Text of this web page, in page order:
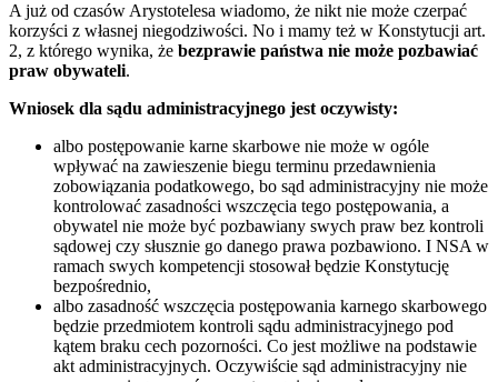
A już od czasów Arystotelesa wiadomo, że nikt nie może czerpać
korzyści z własnej niegodziwości. No i mamy też w Konstytucji art.
2, z którego wynika, że bezprawie państwa nie może pozbawiać
praw obywateli.
Wniosek dla sądu administracyjnego jest oczywisty:
albo postępowanie karne skarbowe nie może w ogóle
wpływać na zawieszenie biegu terminu przedawnienia
zobowiązania podatkowego, bo sąd administracyjny nie może
kontrolować zasadności wszczęcia tego postępowania, a
obywatel nie może być pozbawiany swych praw bez kontroli
sądowej czy słusznie go danego prawa pozbawiono. I NSA w
ramach swych kompetencji stosował będzie Konstytucję
bezpośrednio,
albo zasadność wszczęcia postępowania karnego skarbowego
będzie przedmiotem kontroli sądu administracyjnego pod
kątem braku cech pozorności. Co jest możliwe na podstawie
akt administracyjnych. Oczywiście sąd administracyjny nie